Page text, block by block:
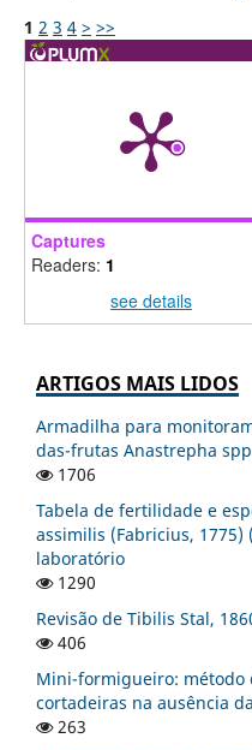
1 2 3 4 > >>
Captures
Readers: 1
see details
ARTIGOS MAIS LIDOS
Armadilha para
das-frutas Anastrepha
1706
Tabela de fertilidade e
assimilis (Fabricius,
laboratório
1290
Revisão de Tibilis Stal,
406
Mini-formigueiro: método
cortadeiras na ausência
263